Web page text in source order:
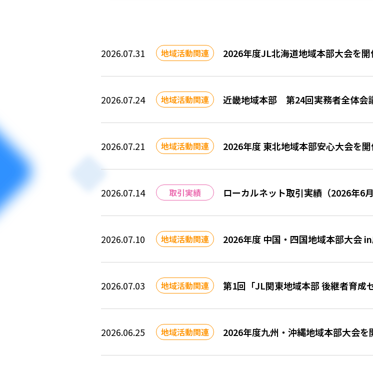
2026.07.31 地域活動関連 2026年度JL北海道地域本部大会を開
2026.07.24 地域活動関連 近畿地域本部 第24回実務者全体会
2026.07.21 地域活動関連 2026年度 東北地域本部安心大会を
2026.07.14 取引実績 ローカルネット取引実績（2026年6月
2026.07.10 地域活動関連 2026年度 中国・四国地域本部大会
2026.07.03 地域活動関連 第1回「JL関東地域本部 後継者育成
2026.06.25 地域活動関連 2026年度九州・沖縄地域本部大会を